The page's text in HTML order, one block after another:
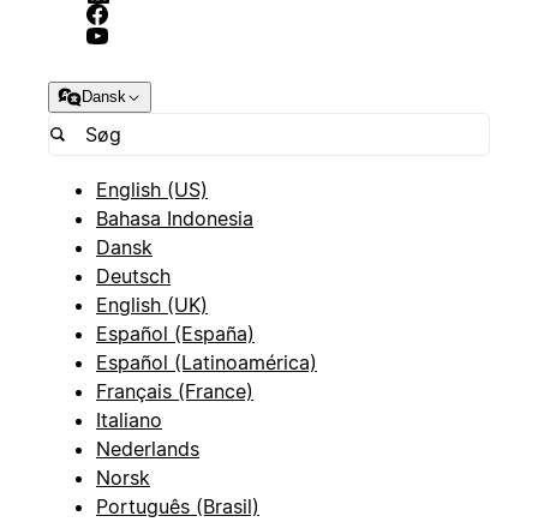
Dansk
English (US)
Bahasa Indonesia
Dansk
Deutsch
English (UK)
Español (España)
Español (Latinoamérica)
Français (France)
Italiano
Nederlands
Norsk
Português (Brasil)